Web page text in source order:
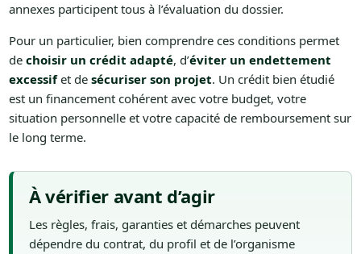
annexes participent tous à l’évaluation du dossier.
Pour un particulier, bien comprendre ces conditions permet
de choisir un crédit adapté, d’éviter un endettement
excessifet de sécuriser son projet. Un crédit bien étudié
est un financement cohérent avec votre budget, votre
situation personnelle et votre capacité de remboursement sur
le long terme.
À vérifier avant d’agir
Les règles, frais, garanties et démarches peuvent
dépendre du contrat, du profil et de l’organisme